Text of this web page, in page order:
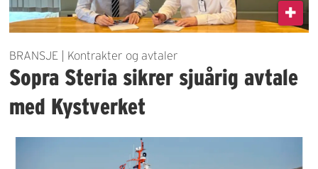
BRANSJE | Kontrakter og avtaler
Sopra Steria sikrer sjuårig avtale
med Kystverket